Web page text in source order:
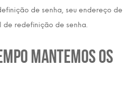
de senha, seu endereço de
de redefinição de senha.
mantemos os